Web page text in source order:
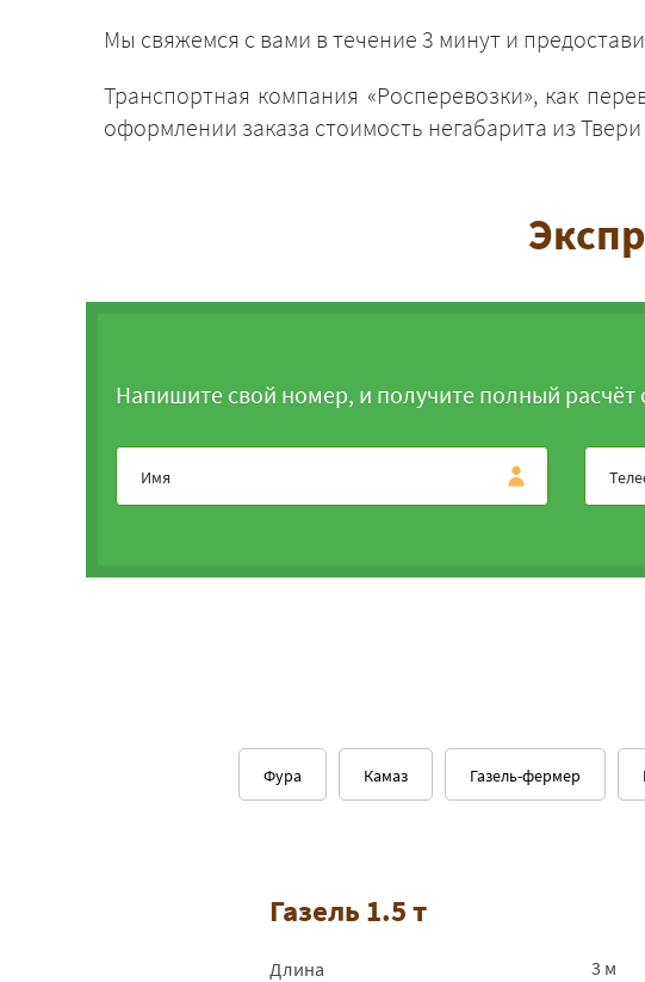
Мы свяжемся с вами в течение 3 минут и
Транспортная компания «Росперевозки», как
оформлении заказа стоимость негабарита из
Напишите свой номер, и получите полный
Газель-фермер
Камаз
Фура
Газель 1.5 т
Длина 3 м